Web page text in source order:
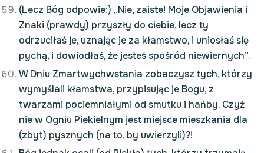
(Lecz Bóg odpowie:) „Nie, zaiste! Moje Objawienia i
Znaki (prawdy) przyszły do ciebie, lecz ty
odrzuciłaś je, uznając je za kłamstwo, i uniosłaś się
pychą, i dowiodłaś, że jesteś spośród niewiernych”.
W Dniu Zmartwychwstania zobaczysz tych, którzy
wymyślali kłamstwa, przypisując je Bogu, z
twarzami pociemniałymi od smutku i hańby. Czyż
nie w Ogniu Piekielnym jest miejsce mieszkania dla
(zbyt) pysznych (na to, by uwierzyli)?!